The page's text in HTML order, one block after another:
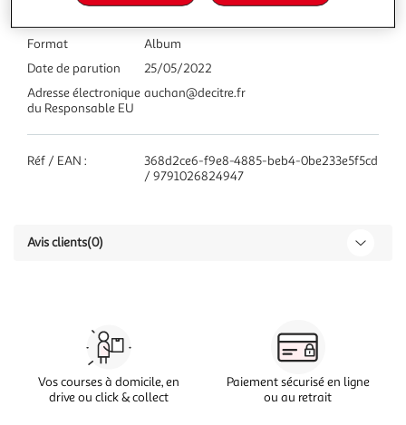
Format
Album
Date de parution
25/05/2022
Adresse électronique
du Responsable EU
auchan@decitre.fr
Réf / EAN :
368d2ce6-f9e8-4885-beb4-0be233e5f5cd
/ 9791026824947
Avis clients(0)
Vos courses à domicile, en
drive ou click & collect
Paiement sécurisé en ligne
ou au retrait